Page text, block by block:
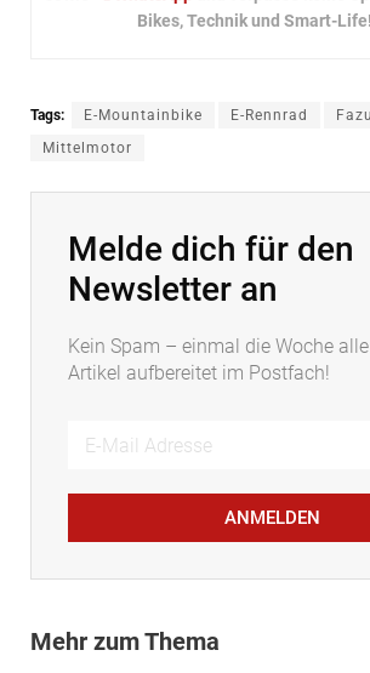
Bikes, Technik und Smart-Life!
Tags: E-Mountainbike E-Rennrad
Mittelmotor
Melde dich für den
Newsletter an
Kein Spam – einmal die Woche
Artikel aufbereitet im Postfach!
ANMELDEN
Mehr zum Thema